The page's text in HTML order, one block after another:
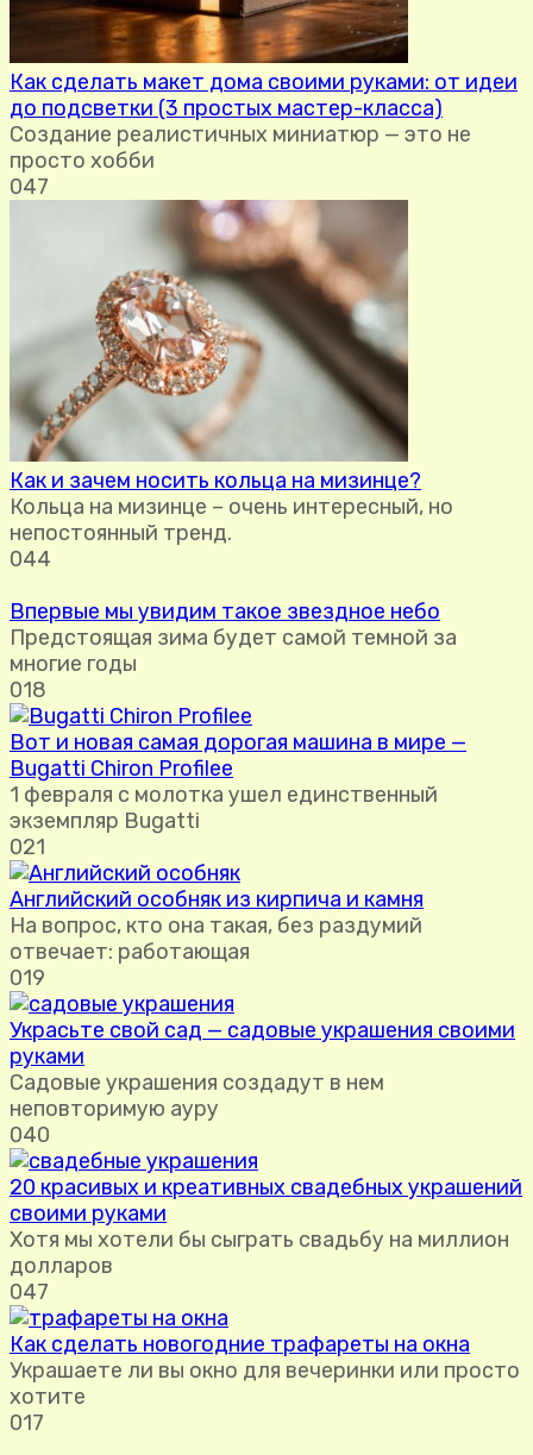
Как сделать макет дома своими руками: от идеи
до подсветки (3 простых мастер-класса)
Создание реалистичных миниатюр — это не
просто хобби
047
Как и зачем носить кольца на мизинце?
Кольца на мизинце – очень интересный, но
непостоянный тренд.
044
Впервые мы увидим такое звездное небо
Предстоящая зима будет самой темной за
многие годы
018
Вот и новая самая дорогая машина в мире —
Bugatti Chiron Profilee
1 февраля с молотка ушел единственный
экземпляр Bugatti
021
Английский особняк из кирпича и камня
На вопрос, кто она такая, без раздумий
отвечает: работающая
019
Украсьте свой сад — садовые украшения своими
руками
Садовые украшения создадут в нем
неповторимую ауру
040
20 красивых и креативных свадебных украшений
своими руками
Хотя мы хотели бы сыграть свадьбу на миллион
долларов
047
Как сделать новогодние трафареты на окна
Украшаете ли вы окно для вечеринки или просто
хотите
017